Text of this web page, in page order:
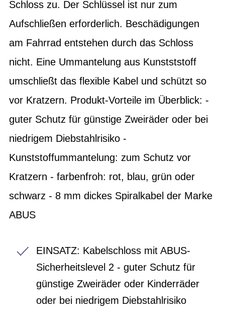
Schloss zu. Der Schlüssel ist nur zum
Aufschließen erforderlich. Beschädigungen
am Fahrrad entstehen durch das Schloss
nicht. Eine Ummantelung aus Kunstststoff
umschließt das flexible Kabel und schützt so
vor Kratzern. Produkt-Vorteile im Überblick: -
guter Schutz für günstige Zweiräder oder bei
niedrigem Diebstahlrisiko -
Kunststoffummantelung: zum Schutz vor
Kratzern - farbenfroh: rot, blau, grün oder
schwarz - 8 mm dickes Spiralkabel der Marke
ABUS
EINSATZ: Kabelschloss mit ABUS-
Sicherheitslevel 2 - guter Schutz für
günstige Zweiräder oder Kinderräder
oder bei niedrigem Diebstahlrisiko